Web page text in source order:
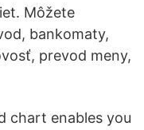
Môžete
bankomaty,
prevod meny,
chart enables you